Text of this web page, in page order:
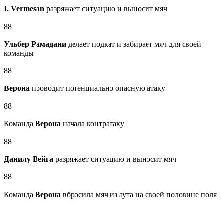
I. Vermesan разряжает ситуацию и выносит мяч
88
Ульбер Рамадани делает подкат и забирает мяч для своей
команды
88
Верона проводит потенциально опасную атаку
88
Команда Верона начала контратаку
88
Данилу Вейга разряжает ситуацию и выносит мяч
88
Команда Верона вбросила мяч из аута на своей половине поля